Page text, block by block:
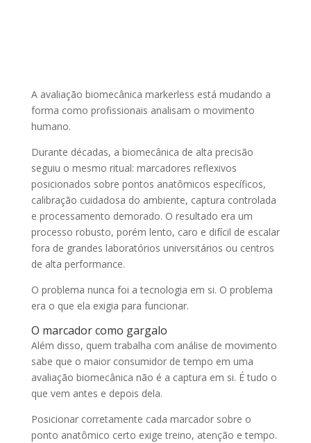
A avaliação biomecânica markerless está mudando a
forma como profissionais analisam o movimento
humano.
Durante décadas, a biomecânica de alta precisão
seguiu o mesmo ritual: marcadores reflexivos
posicionados sobre pontos anatômicos específicos,
calibração cuidadosa do ambiente, captura controlada
e processamento demorado. O resultado era um
processo robusto, porém lento, caro e difícil de escalar
fora de grandes laboratórios universitários ou centros
de alta performance.
O problema nunca foi a tecnologia em si. O problema
era o que ela exigia para funcionar.
O marcador como gargalo
Além disso, quem trabalha com análise de movimento
sabe que o maior consumidor de tempo em uma
avaliação biomecânica não é a captura em si. É tudo o
que vem antes e depois dela.
Posicionar corretamente cada marcador sobre o
ponto anatômico certo exige treino, atenção e tempo.